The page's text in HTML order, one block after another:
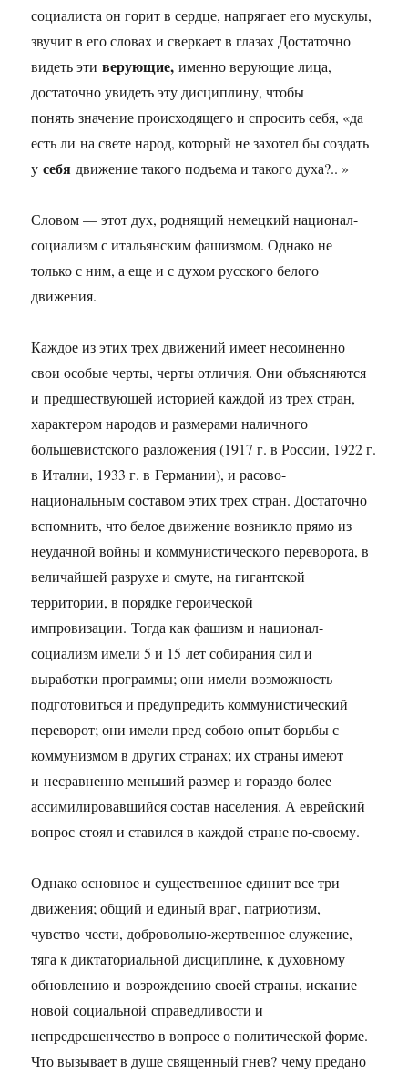
социалиста он горит в сердце, напрягает его мускулы,
звучит в его словах и сверкает в глазах Достаточно
видеть этиверующие,именно верующие лица,
достаточно увидеть эту дисциплину, чтобы
понять значение происходящего и спросить себя, «да
есть ли на свете народ, который не захотел бы создать
усебядвижение такого подъема и такого духа?.. »
Словом — этот дух, роднящий немецкий национал-
социализм с итальянским фашизмом. Однако не
только с ним, а еще и с духом русского белого
движения.
Каждое из этих трех движений имеет несомненно
свои особые черты, черты отличия. Они объясняются
и предшествующей историей каждой из трех стран,
характером народов и размерами наличного
большевистского разложения (1917 г. в России, 1922 г.
в Италии, 1933 г. в Германии), и расово-
национальным составом этих трех стран. Достаточно
вспомнить, что белое движение возникло прямо из
неудачной войны и коммунистического переворота, в
величайшей разрухе и смуте, на гигантской
территории, в порядке героической
импровизации. Тогда как фашизм и национал-
социализм имели 5 и 15 лет собирания сил и
выработки программы; они имели возможность
подготовиться и предупредить коммунистический
переворот; они имели пред собою опыт борьбы с
коммунизмом в других странах; их страны имеют
и несравненно меньший размер и гораздо более
ассимилировавшийся состав населения. А еврейский
вопрос стоял и ставился в каждой стране по-своему.
Однако основное и существенное единит все три
движения; общий и единый враг, патриотизм,
чувство чести, добровольно-жертвенное служение,
тяга к диктаториальной дисциплине, к духовному
обновлению и возрождению своей страны, искание
новой социальной справедливости и
непредрешенчество в вопросе о политической форме.
Что вызывает в душе священный гнев? чему предано